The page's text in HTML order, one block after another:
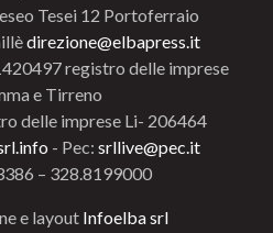
Tesei 12 Portoferraio
direzione@elbapress.it
registro delle imprese
e Tirreno
delle imprese Li- 206464
- Pec: srllive@pec.it
– 328.8199000
e layout Infoelba srl